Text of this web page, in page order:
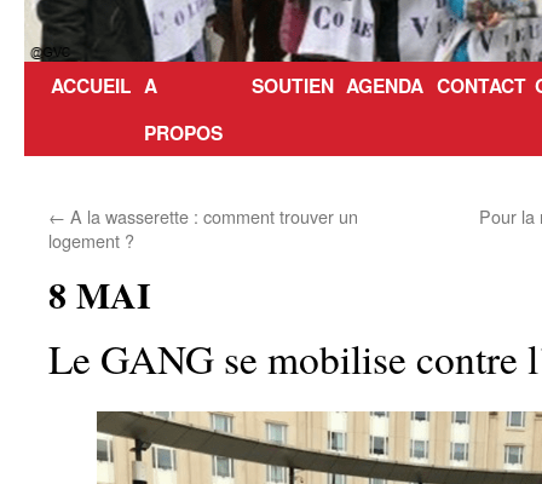
ACCUEIL A
PROPOS
SOUTIEN AGENDA CONTACT
← A la wasserette : comment trouver un
logement ?
Pour la
8 MAI
Le GANG se mobilise contre